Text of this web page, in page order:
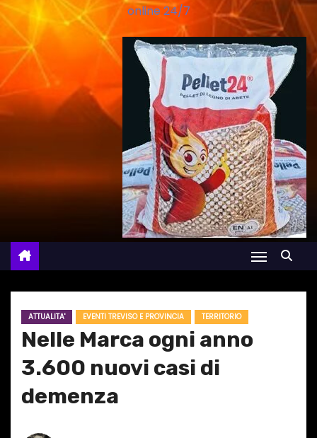
online 24/7
ATTUALITA' EVENTI TREVISO E PROVINCIA TERRITORIO
Nelle Marca ogni anno
3.600 nuovi casi di
demenza